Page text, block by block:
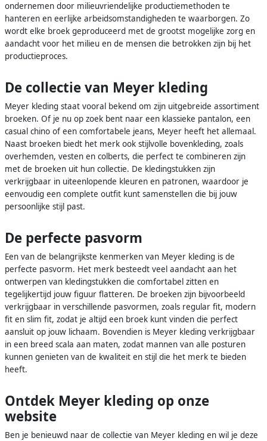
ondernemen door milieuvriendelijke productiemethoden te
hanteren en eerlijke arbeidsomstandigheden te waarborgen. Zo
wordt elke broek geproduceerd met de grootst mogelijke zorg en
aandacht voor het milieu en de mensen die betrokken zijn bij het
productieproces.
De collectie van Meyer kleding
Meyer kleding staat vooral bekend om zijn uitgebreide assortiment
broeken. Of je nu op zoek bent naar een klassieke pantalon, een
casual chino of een comfortabele jeans, Meyer heeft het allemaal.
Naast broeken biedt het merk ook stijlvolle bovenkleding, zoals
overhemden, vesten en colberts, die perfect te combineren zijn
met de broeken uit hun collectie. De kledingstukken zijn
verkrijgbaar in uiteenlopende kleuren en patronen, waardoor je
eenvoudig een complete outfit kunt samenstellen die bij jouw
persoonlijke stijl past.
De perfecte pasvorm
Een van de belangrijkste kenmerken van Meyer kleding is de
perfecte pasvorm. Het merk besteedt veel aandacht aan het
ontwerpen van kledingstukken die comfortabel zitten en
tegelijkertijd jouw figuur flatteren. De broeken zijn bijvoorbeeld
verkrijgbaar in verschillende pasvormen, zoals regular fit, modern
fit en slim fit, zodat je altijd een broek kunt vinden die perfect
aansluit op jouw lichaam. Bovendien is Meyer kleding verkrijgbaar
in een breed scala aan maten, zodat mannen van alle posturen
kunnen genieten van de kwaliteit en stijl die het merk te bieden
heeft.
Ontdek Meyer kleding op onze
website
Ben je benieuwd naar de collectie van Meyer kleding en wil je deze